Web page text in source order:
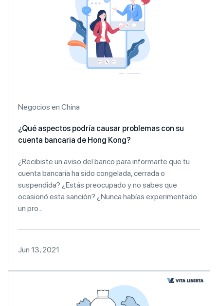
Negocios en China
¿Qué aspectos podría causar problemas con su
cuenta bancaria de Hong Kong?
¿Recibiste un aviso del banco para informarte que tu
cuenta bancaria ha sido congelada, cerrada o
suspendida? ¿Estás preocupado y no sabes que
ocasionó esta sanción? ¿Nunca habías experimentado
un pro...
Jun 13, 2021